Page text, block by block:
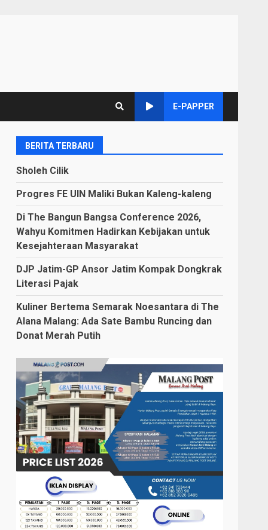
E-PAPPER
BERITA TERBARU
Sholeh Cilik
Progres FE UIN Maliki Bukan Kaleng-kaleng
Di The Bangun Bangsa Conference 2026,
Wahyu Komitmen Hadirkan Kebijakan untuk
Kesejahteraan Masyarakat
DJP Jatim-GP Ansor Jatim Kompak Dongkrak
Literasi Pajak
Kuliner Bertema Semarak Noesantara di The
Alana Malang: Ada Sate Bambu Runcing dan
Donat Merah Putih